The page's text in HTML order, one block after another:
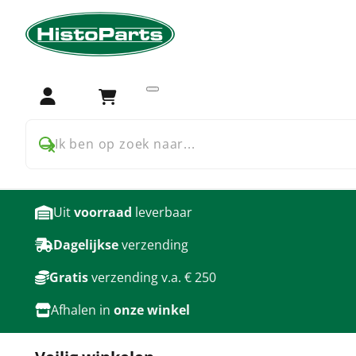
Login Winkelwagen
Ik ben op zoek naar...
Home Accessoires Waardebon
Uitvoorraad leverbaar
Dagelijkseverzending
Gratisverzending v.a. € 250
Afhalen in onze winkel